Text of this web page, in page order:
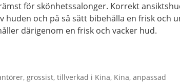
för skönhetssalonger. Korrekt
huden och på så sätt bibehålla en frisk
därigenom en frisk och vacker hud.
grossist, tillverkad i Kina, Kina, anpassad